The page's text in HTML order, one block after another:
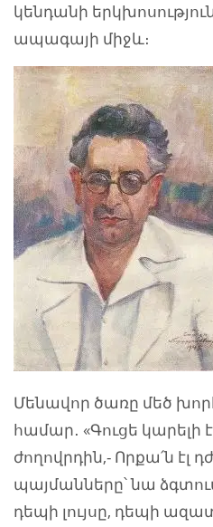
կենդանի
ապագայի միջև։
Մենավոր ծառը մեծ
համար․ «Գուցե կարելի
ժողովրդին,- Որքա՛ն էլ
պայմանները՝ նա
դեպի լույսը, դեպի